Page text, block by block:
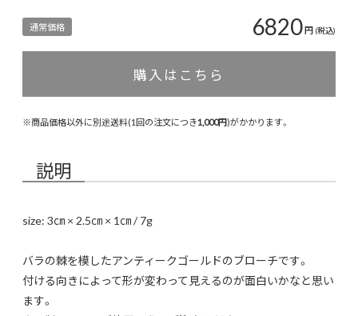
通常価格 6820円 (税込)
購入はこちら
※商品価格以外に別途送料(1回の注文につき1,000円)がかかります。
説明
size: 3㎝ × 2.5㎝ × 1㎝ / 7g
バラの棘を模したアンティークゴールドのブローチです。
付ける向きによって形が変わって見えるのが面白いかなと思い
ます。